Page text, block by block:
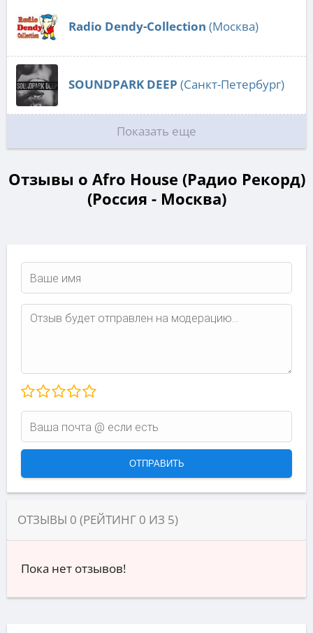
Radio Dendy-Collection (Москва)
SOUNDPARK DEEP (Санкт-Петербург)
Показать еще
Отзывы о Afro House (Радио Рекорд)
(Россия - Москва)
ОТЗЫВЫ 0 (РЕЙТИНГ 0 ИЗ 5)
Пока нет отзывов!